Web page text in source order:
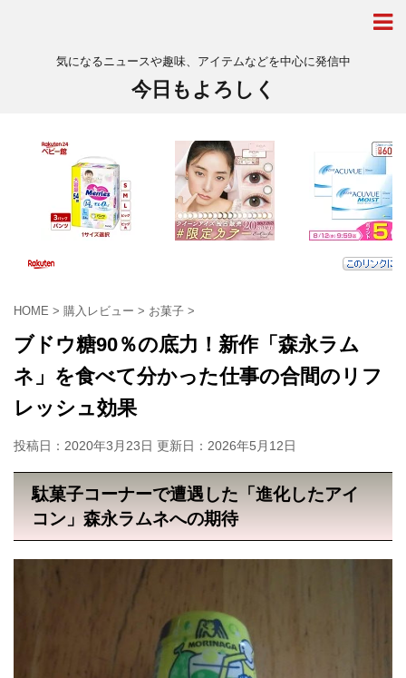
気になるニュースや趣味、アイテムなどを中心に発信中
今日もよろしく
HOME > 購入レビュー > お菓子 >
ブドウ糖90％の底力！新作「森永ラム
ネ」を食べて分かった仕事の合間のリフ
レッシュ効果
投稿日：2020年3月23日 更新日： 2026年5月12日
駄菓子コーナーで遭遇した「進化したアイ
コン」森永ラムネへの期待